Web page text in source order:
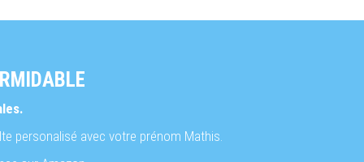
personalisé avec votre prénom Mathis.